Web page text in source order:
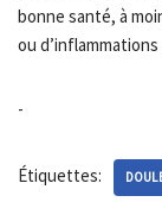
bonne santé, à
ou
-
Étiquettes: